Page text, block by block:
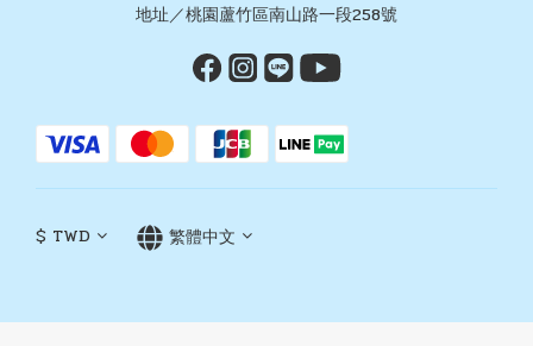
地址／桃園蘆竹區南山路一段258號
$ TWD 繁體中文